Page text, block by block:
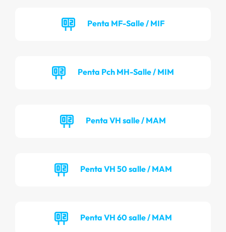
Penta MF-Salle / MIF
Penta Pch MH-Salle / MIM
Penta VH salle / MAM
Penta VH 50 salle / MAM
Penta VH 60 salle / MAM